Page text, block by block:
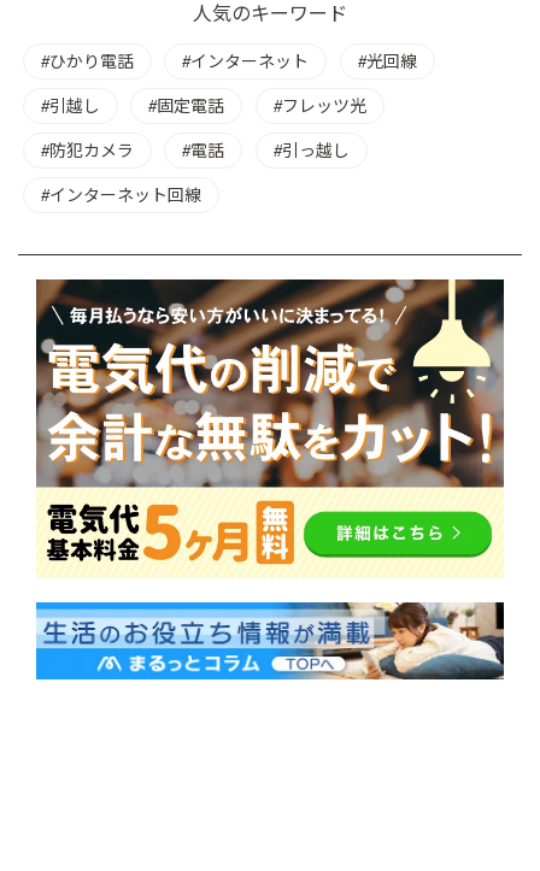
人気のキーワード
ひかり電話 インターネット 光回線
引越し 固定電話 フレッツ光
防犯カメラ 電話 引っ越し
インターネット回線